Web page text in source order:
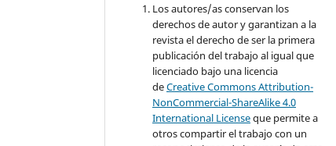
Los autores/as conservan los
derechos de autor y garantizan a la
revista el derecho de ser la primera
publicación del trabajo al igual que
licenciado bajo una licencia
deCreative Commons Attribution-
NonCommercial-ShareAlike 4.0
International Licenseque permite a
otros compartir el trabajo con un